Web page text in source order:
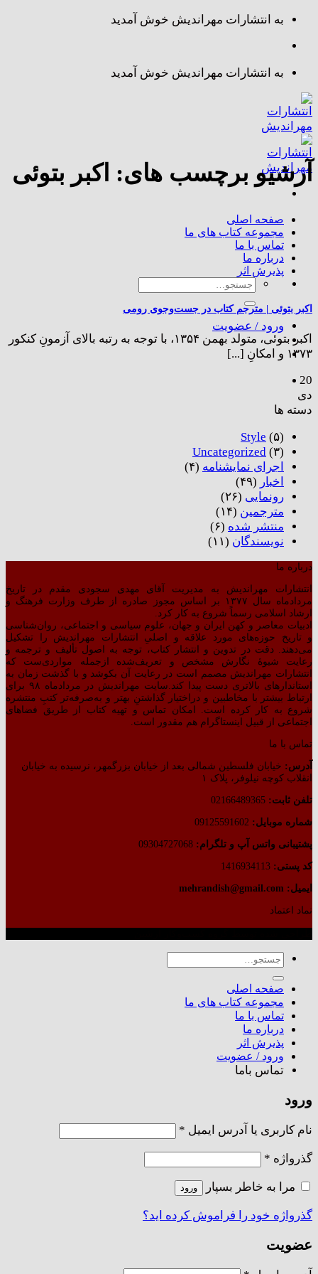
Skip
content
به انتشارات مهراندیش خوش آمدید
به انتشارات مهراندیش خوش آمدید
صفحه اصلی
مجموعه کتاب های ما
تماس با ما
درباره ما
پذیرش اثر
جستجو
برای:
ورود / عضویت
آرشیو برچسب های: اکبر بتوئی
اکبر بتوئی | مترجم کتاب در جست‌وجوی رومی
اکبر بتوئی،‌ متولد بهمن ۱۳۵۴،‌ با توجه به رتبه بالای آزمونِ کنکور
۱۳۷۳ و امکانِ [...]
20
دی
دسته ها
Style (۵)
Uncategorized (۳)
اجرای نمایشنامه (۴)
اخبار (۴۹)
رونمایی (۲۶)
مترجمین (۱۴)
منتشر شده (۶)
نویسندگان (۱۱)
درباره ما
انتشارات مهراندیش به مدیریت آقای مهدی سجودی مقدم در تاریخ
مردادماه سال ۱۳۷۷ بر اساس مجوز صادره از طرف وزارت فرهنگ و
ارشاد اسلامی رسماً شروع به کار کرد.
ادبیات معاصر و کهن ایران و جهان، علوم سیاسی و اجتماعی، روان‌شناسی
و تاریخ حوزه‌های مورد علاقه و اصلیِ انتشارات مهراندیش را تشکیل
می‌دهند. دقت در تدوین و انتشار کتاب،‌ توجه به اصول تألیف و ترجمه و
رعایت شیوهٔ نگارش مشخص و تعریف‌شده ازجمله مواردی‌ست که
انتشارات مهراندیش مصمم است در رعایت آن بکوشد و با گذشت زمان به
استاندارهای بالاتری دست پیدا کند.سایت مهراندیش در مردادماه ۹۸ برای
ارتباط بیشتر با مخاطبین و دراختیار گذاشتنِ بهتر و به‌صرفه‌تر کتبِ منتشره
شروع به کار کرده است. امکان تماس و تهیه کتاب از طریق فضاهای
اجتماعی از قبیل اینستاگرام هم مقدور است.
تماس با ما
آدرس: خیابان فلسطین شمالی بعد از خیابان بزرگمهر، نرسیده به خیابان
انقلاب کوچه نیلوفر، پلاک ۱
تلفن ثابت:
شماره موبایل:
پشتیبانی واتس آپ و تلگرام:
کد پستی:
ایمیل: mehrandish@gmail.com
نماد اعتماد
جستجو
برای:
صفحه اصلی
مجموعه کتاب های ما
تماس با ما
درباره ما
پذیرش اثر
ورود / عضویت
تماس باما
ورود
نام کاربری یا آدرس ایمیل *
گذرواژه *
مرا به خاطر بسپار ورود
گذرواژه خود را فراموش کرده اید؟
عضویت